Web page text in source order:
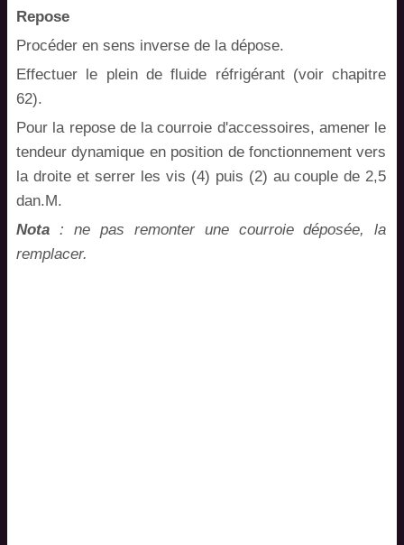
Repose
Procéder en sens inverse de la dépose.
Effectuer le plein de fluide réfrigérant (voir chapitre
62).
Pour la repose de la courroie d'accessoires, amener le
tendeur dynamique en position de fonctionnement vers
la droite et serrer les vis (4) puis (2) au couple de 2,5
dan.M.
Nota : ne pas remonter une courroie déposée, la
remplacer.